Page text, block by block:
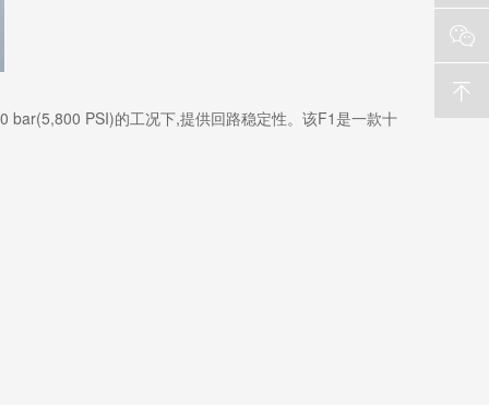
bar(5,800 PSI)的工况下,提供回路稳定性。该F1是一款十

